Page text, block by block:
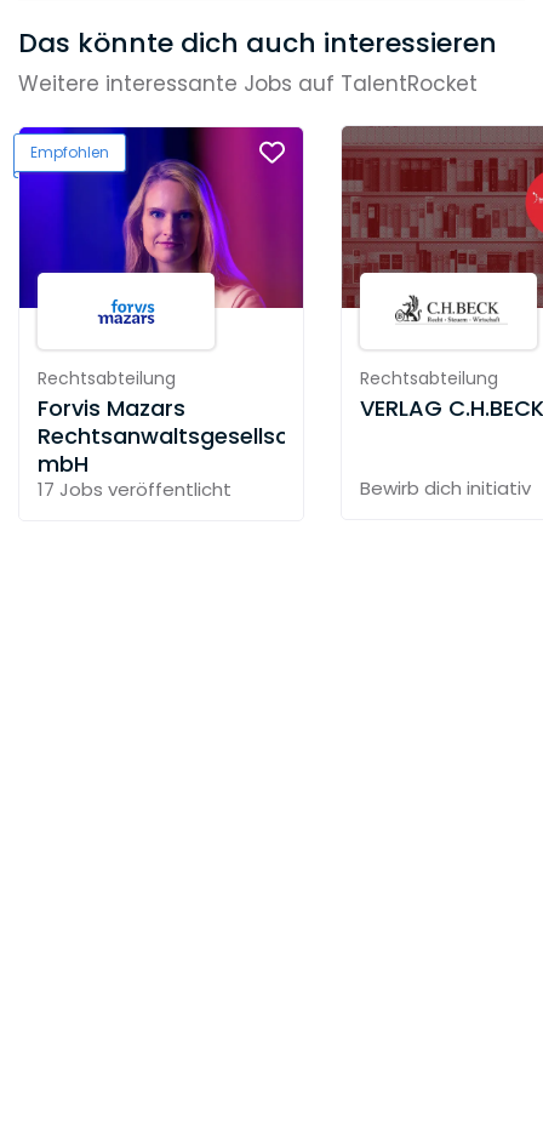
Das könnte dich auch interessieren
Weitere interessante Jobs auf TalentRocket
Empfohlen
Rechtsabteilung
Forvis Mazars
Rechtsanwaltsgesellschaft
mbH
17 Jobs veröffentlicht
Rechtsabteilung
VERLAG
Bewirb dich initiativ